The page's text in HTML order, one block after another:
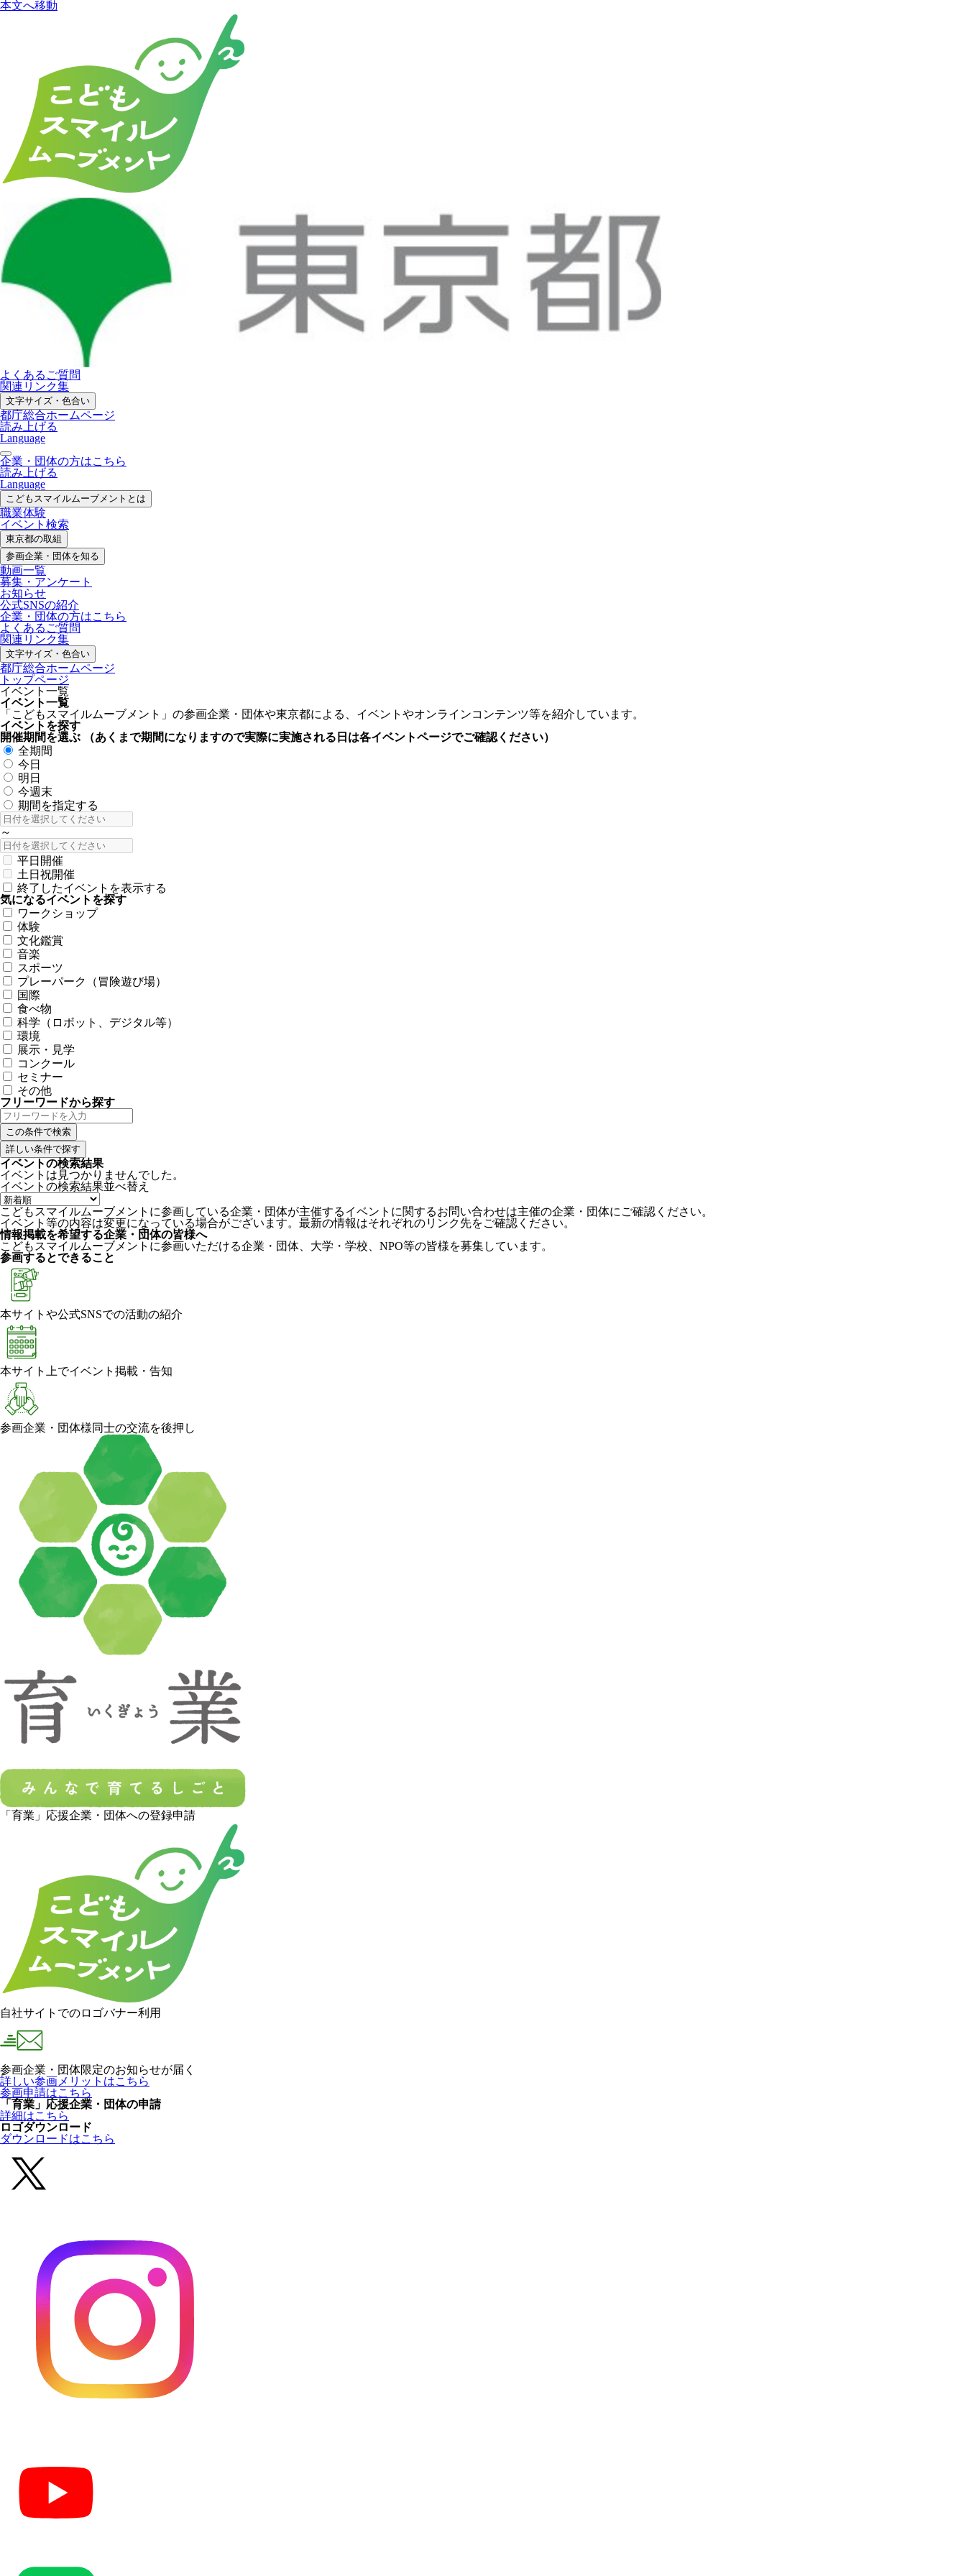
本文へ移動
よくあるご質問
関連リンク集
文字サイズ・色合い
都庁総合ホームページ
読み上げる
Language
企業・団体の方はこちら
読み上げる
Language
こどもスマイルムーブメントとは
職業体験
イベント検索
東京都の取組
参画企業・ 団体を知る
動画一覧
募集・ アンケート
お知らせ
公式SNSの紹介
企業・団体の方はこちら
よくあるご質問
関連リンク集
文字サイズ・色合い
都庁総合ホームページ
トップページ
イベント一覧
イベント一覧
「こどもスマイルムーブメント」の参画企業・団体や東京都による、イベントやオンラインコンテンツ等を紹介しています。
イベントを探す
開催期間を選ぶ
（あくまで期間になりますので実際に実施される日は各イベントページでご確認ください）
全期間
今日
明日
今週末
期間を指定する
～
平日開催
土日祝開催
終了したイベントを表示する
気になるイベントを探す
ワークショップ
体験
文化鑑賞
音楽
スポーツ
プレーパーク（冒険遊び場）
国際
食べ物
科学（ロボット、デジタル等）
環境
展示・見学
コンクール
セミナー
その他
フリーワードから探す
詳しい条件で探す
イベントの検索結果
イベントは見つかりませんでした。
イベントの検索結果並べ替え
こどもスマイルムーブメントに参画している企業・団体が主催するイベントに関するお問い合わせは主催の企業・団体にご確認ください。
イベント等の内容は変更になっている場合がございます。最新の情報はそれぞれのリンク先をご確認ください。
情報掲載を希望する企業・団体の皆様へ
こどもスマイルムーブメントに参画いただける企業・団体、大学・学校、NPO等の皆様を募集しています。
参画するとできること
本サイトや公式SNSでの活動の紹介
本サイト上でイベント掲載・告知
参画企業・団体様同士の交流を後押し
「育業」応援企業・団体への登録申請
自社サイトでのロゴバナー利用
参画企業・団体限定のお知らせが届く
詳しい参画メリットはこちら
参画申請はこちら
「育業」応援企業・団体の申請
詳細はこちら
ロゴダウンロード
ダウンロードはこちら